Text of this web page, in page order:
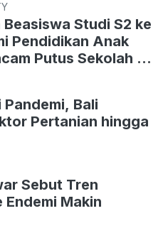
Studi S2 ke
Pendidikan Anak
Putus Sekolah di
Bali
Pertanian hingga
Sebut Tren
Endemi Makin